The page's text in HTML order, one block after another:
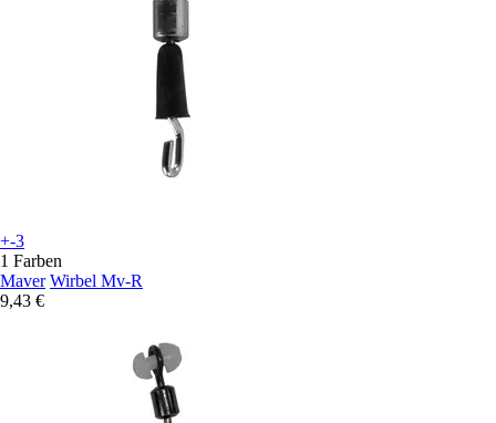
+-3
1 Farben
Maver Wirbel Mv-R
9,43 €